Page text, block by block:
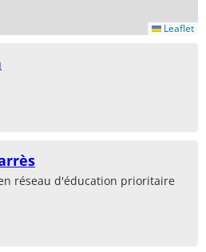
Leaflet
réseau d'éducation prioritaire